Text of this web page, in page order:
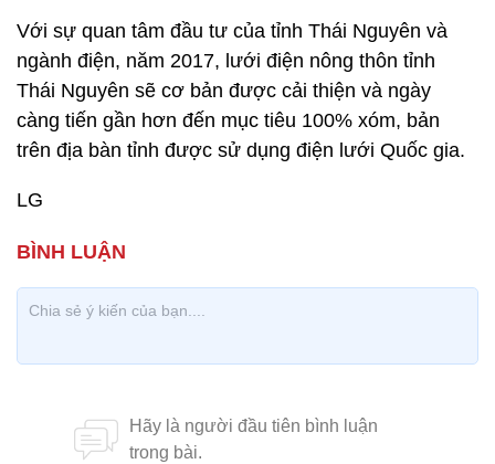
Với sự quan tâm đầu tư của tỉnh Thái Nguyên và
ngành điện, năm 2017, lưới điện nông thôn tỉnh
Thái Nguyên sẽ cơ bản được cải thiện và ngày
càng tiến gần hơn đến mục tiêu 100% xóm, bản
trên địa bàn tỉnh được sử dụng điện lưới Quốc gia.
LG